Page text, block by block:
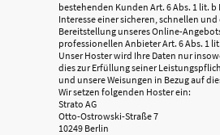
bestehenden Kunden Art. 6 Abs. 1 lit. b
Interesse einer sicheren, schnellen
Bereitstellung unseres Online-
professionellen Anbieter Art. 6 Abs. 1 lit.
Unser Hoster wird Ihre Daten nur
dies zur Erfüllung seiner
und unsere Weisungen in Bezug auf
Wir setzen folgenden Hoster ein:
Strato AG
Otto-Ostrowski-Straße 7
10249 Berlin